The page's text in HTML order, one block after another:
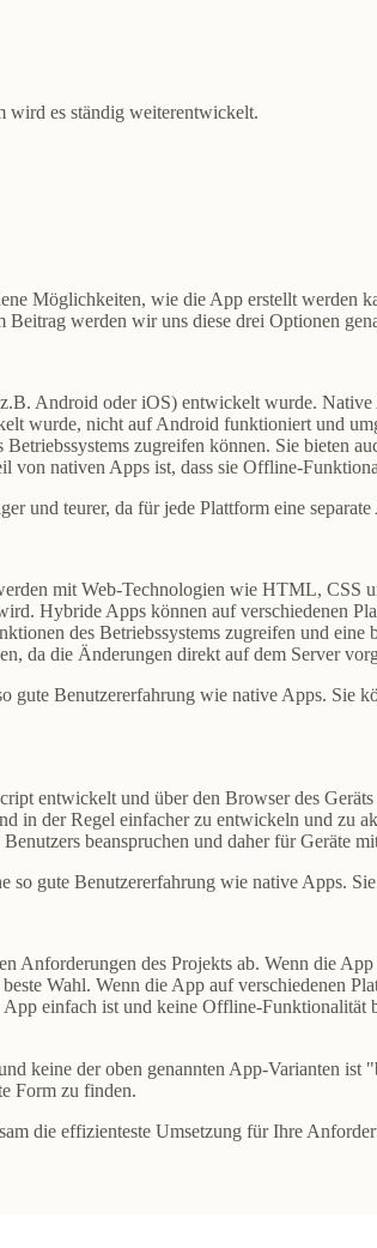
wird es ständig weiterentwickelt.
Möglichkeiten, wie die App erstellt werden
werden wir uns diese drei Optionen
Android oder iOS) entwickelt wurde.
wurde, nicht auf Android funktioniert und
zugreifen können. Sie bieten
von nativen Apps ist, dass sie Offline-
und teurer, da für jede Plattform eine
mit Web-Technologien wie HTML, CSS
Hybride Apps können auf verschiedenen
des Betriebssystems zugreifen und eine
da die Änderungen direkt auf dem Server
gute Benutzererfahrung wie native Apps. Sie
entwickelt und über den Browser des
in der Regel einfacher zu entwickeln und zu
beanspruchen und daher für Geräte
so gute Benutzererfahrung wie native Apps.
des Projekts ab. Wenn die
Wahl. Wenn die App auf verschiedenen
einfach ist und keine Offline-Funktionalität
keine der oben genannten App-Varianten ist
Form zu finden.
die effizienteste Umsetzung für Ihre